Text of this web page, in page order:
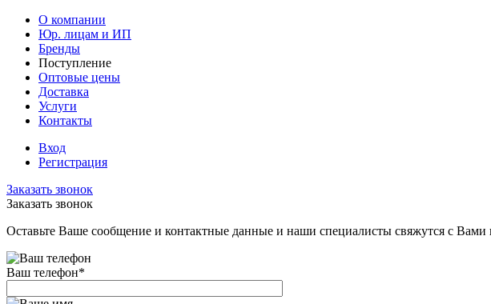
О компании
Юр. лицам и ИП
Бренды
Поступление
Оптовые цены
Доставка
Услуги
Контакты
Вход
Регистрация
Заказать звонок
Заказать звонок
Оставьте Ваше сообщение и контактные данные и наши специалисты свяжутся с
Ваш телефон*